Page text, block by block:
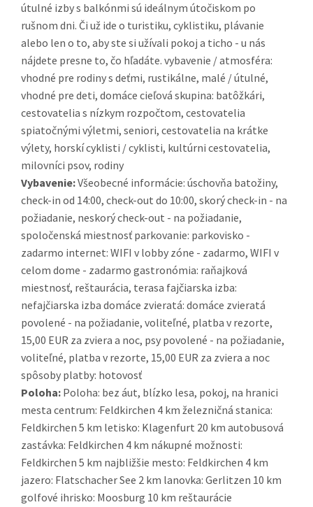
útulné izby s balkónmi sú ideálnym útočiskom po
rušnom dni. Či už ide o turistiku, cyklistiku, plávanie
alebo len o to, aby ste si užívali pokoj a ticho - u nás
nájdete presne to, čo hľadáte. vybavenie / atmosféra:
vhodné pre rodiny s deťmi, rustikálne, malé / útulné,
vhodné pre deti, domáce cieľová skupina: batôžkári,
cestovatelia s nízkym rozpočtom, cestovatelia
spiatočnými výletmi, seniori, cestovatelia na krátke
výlety, horskí cyklisti / cyklisti, kultúrni cestovatelia,
milovníci psov, rodiny
Vybavenie:Všeobecné informácie: úschovňa batožiny,
check-in od 14:00, check-out do 10:00, skorý check-in - na
požiadanie, neskorý check-out - na požiadanie,
spoločenská miestnosť parkovanie: parkovisko -
zadarmo internet: WIFI v lobby zóne - zadarmo, WIFI v
celom dome - zadarmo gastronómia: raňajková
miestnosť, reštaurácia, terasa fajčiarska izba:
nefajčiarska izba domáce zvieratá: domáce zvieratá
povolené - na požiadanie, voliteľné, platba v rezorte,
15,00 EUR za zviera a noc, psy povolené - na požiadanie,
voliteľné, platba v rezorte, 15,00 EUR za zviera a noc
spôsoby platby: hotovosť
Poloha: Poloha: bez áut, blízko lesa, pokoj, na hranici
mesta centrum: Feldkirchen 4 km železničná stanica:
Feldkirchen 5 km letisko: Klagenfurt 20 km autobusová
zastávka: Feldkirchen 4 km nákupné možnosti:
Feldkirchen 5 km najbližšie mesto: Feldkirchen 4 km
jazero: Flatschacher See 2 km lanovka: Gerlitzen 10 km
golfové ihrisko: Moosburg 10 km reštaurácie